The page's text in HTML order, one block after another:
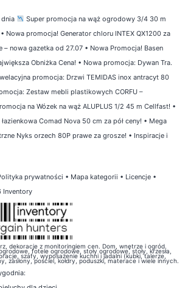
Super promocja na wąż ogrodowy 3/4 30 m
• Nowa promocja! Generator chloru INTEX QX1200 za
– nowa gazetka od 27.07 • Nowa Promocja! Basen
Obniżka Cena! • Nowa promocja: Dywan Tra.
promocja: Drzwi TEMIDAS inox antracyt 80
Zestaw mebli plastikowych CORFU –
na Wózek na wąż ALUPLUS 1/2 45 m Cellfast! •
Comad Nova 50 cm za pół ceny! • Mega
Nyks orzech 80P prawe za grosze! • Inspiracje i
prywatności • Mapa kategorii • Licencje •
dekoracje z monitoringiem cen. Dom, wnętrze i ogród.
fotele ogrodowe, stoły ogrodowe, stoły, krzesła,
szafy, wyposażenie kuchni i jadalni (kubki, talerze,
zasłony, pościel, kołdry, poduszki, materace i wiele innych.
: